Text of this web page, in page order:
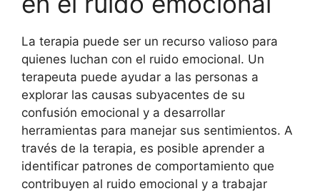
La terapia puede ser un recurso valioso para
quienes luchan con el ruido emocional. Un
terapeuta puede ayudar a las personas a
explorar las causas subyacentes de su
confusión emocional y a desarrollar
herramientas para manejar sus sentimientos. A
través de la terapia, es posible aprender a
identificar patrones de comportamiento que
contribuyen al ruido emocional y a trabajar